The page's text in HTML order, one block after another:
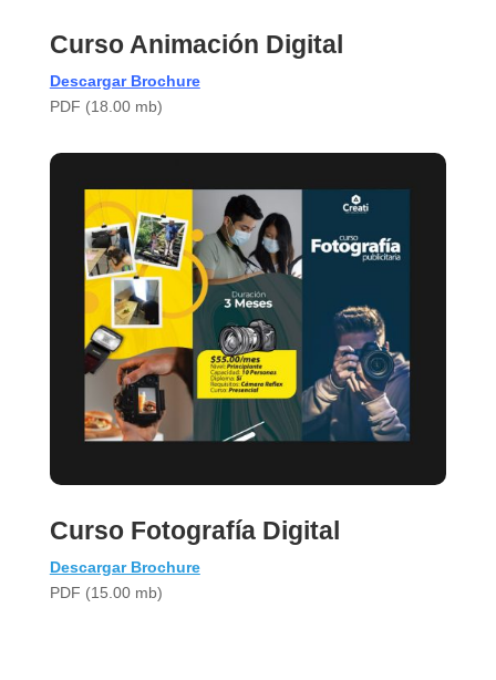
Curso Animación Digital
Descargar Brochure
PDF (18.00 mb)
Curso Fotografía Digital
Descargar Brochure
PDF (15.00 mb)